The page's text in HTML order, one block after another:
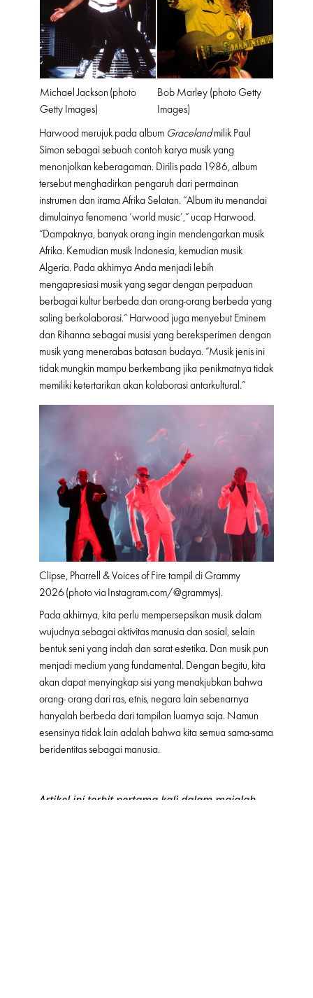
Michael Jackson (photo
Getty Images)
Bob Marley (photo Getty
Images)
Harwood merujuk pada album Gracelandmilik Paul
Simon sebagai sebuah contoh karya musik yang
menonjolkan keberagaman. Dirilis pada 1986, album
tersebut menghadirkan pengaruh dari permainan
instrumen dan irama Afrika Selatan. “Album itu menandai
dimulainya fenomena ‘world music’,” ucap Harwood.
“Dampaknya, banyak orang ingin mendengarkan musik
Afrika. Kemudian musik Indonesia, kemudian musik
Algeria. Pada akhirnya Anda menjadi lebih
mengapresiasi musik yang segar dengan perpaduan
berbagai kultur berbeda dan orang-orang berbeda yang
saling berkolaborasi.” Harwood juga menyebut Eminem
dan Rihanna sebagai musisi yang bereksperimen dengan
musik yang menerabas batasan budaya. “Musik jenis ini
tidak mungkin mampu berkembang jika penikmatnya tidak
memiliki ketertarikan akan kolaborasi antarkultural.”
Clipse, Pharrell & Voices of Fire tampil di Grammy
2026 (photo viaInstagram.com/@grammys).
Pada akhirnya, kita perlu mempersepsikan musik dalam
wujudnya sebagai aktivitas manusia dan sosial, selain
bentuk seni yang indah dan sarat estetika. Dan musik pun
menjadi medium yang fundamental. Dengan begitu, kita
akan dapat menyingkap sisi yang menakjubkan bahwa
orang- orang dari ras, etnis, negara lain sebenarnya
hanyalah berbeda dari tampilan luarnya saja. Namun
esensinya tidak lain adalah bahwa kita semua sama-sama
beridentitas sebagai manusia.
Artikel ini terbit pertama kali dalam majalah